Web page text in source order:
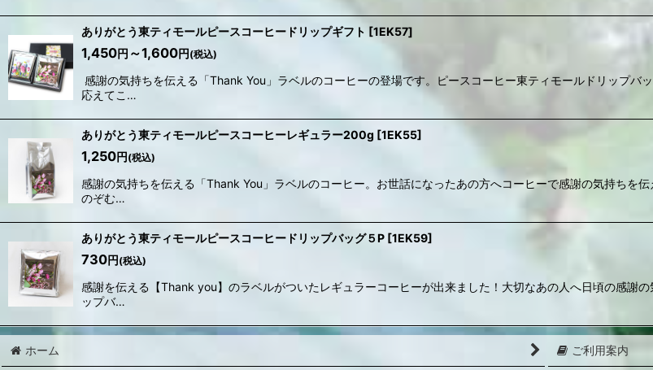
ありがとう東ティモールピースコーヒードリップギフト [1EK57]
1,450円 ～1,600円 (税込)
感謝の気持ちを伝える「Thank You」ラベルのコーヒーの登場です。ピースコーヒー東ティモールドリップバ
応えてこ…
ありがとう東ティモールピースコーヒーレギュラー200g [1EK55]
1,250円 (税込)
感謝の気持ちを伝える「Thank You」ラベルのコーヒー。お世話になったあの方へコーヒーで感謝の気持ちを
のぞむ…
ありがとう東ティモールピースコーヒードリップバッグ５P [1EK59]
730円 (税込)
感謝を伝える【Thank you】のラベルがついたレギュラーコーヒーが出来ました！大切なあの人へ日頃の感謝
ップバ…
ホーム ご利用案内